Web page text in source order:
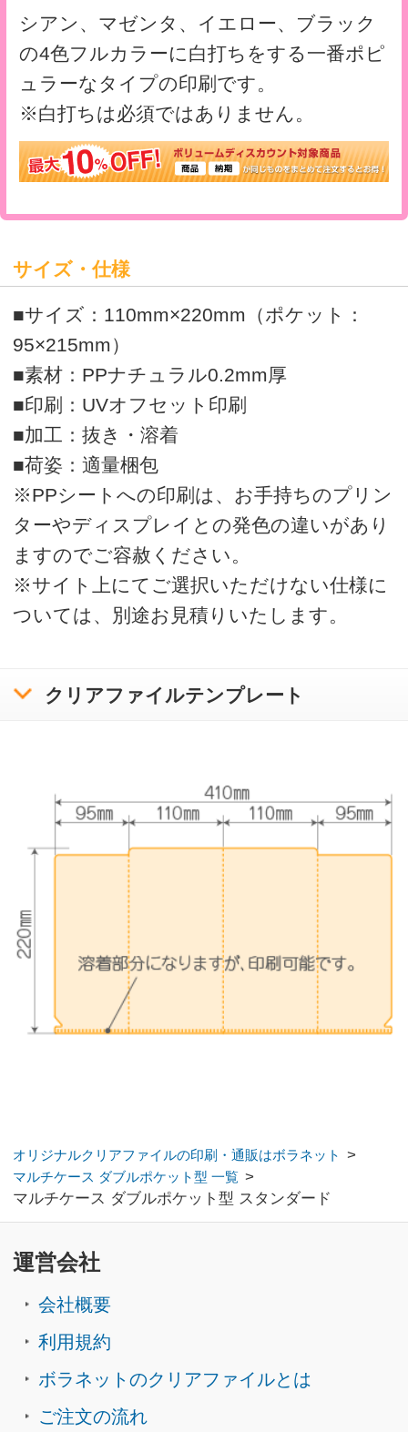
ついては、別途お見積りいたします。
クリアファイルテンプレート
マルチケース ダブルポケット型 一覧 >
マルチケース ダブルポケット型 スタンダード
運営会社
会社概要
利用規約
ボラネットのクリアファイルとは
ご注文の流れ
お問い合わせ
プライバシーポリシー
特定商取引に基づく表記
copyright bora-net all rights reserved.